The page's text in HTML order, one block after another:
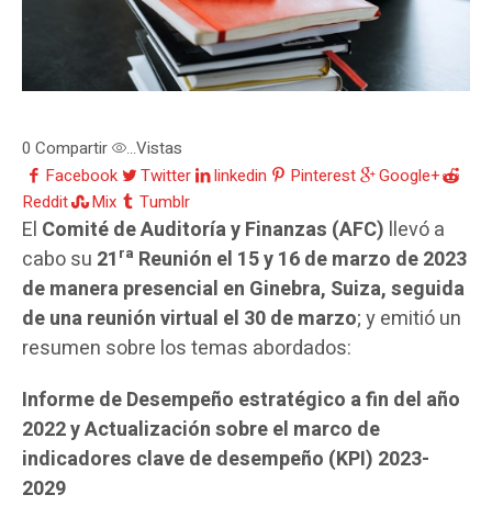
0 Compartir ...Vistas
Facebook
Twitter linkedin Pinterest
Google+
Reddit
Mix Tumblr
El Comité de Auditoría y Finanzas (AFC) llevó a
cabo su 21 ra Reunión el 15 y 16 de marzo de 2023
de manera presencial en Ginebra, Suiza, seguida
de una reunión virtual el 30 de marzo; y emitió un
resumen sobre los temas abordados:
Informe de Desempeño estratégico a fin del año
2022 y Actualización sobre el marco de
indicadores clave de desempeño (KPI) 2023-
2029